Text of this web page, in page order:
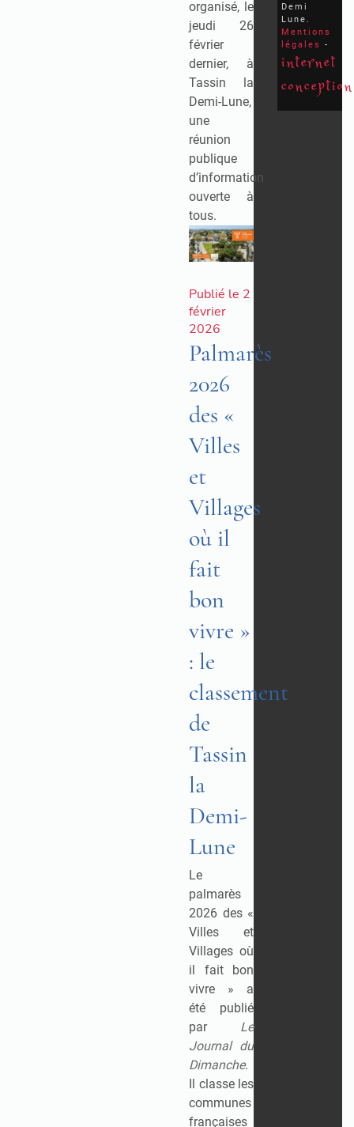
organisé, le
jeudi 26
février
dernier, à
Tassin la
Demi-Lune,
une
réunion
publique
d’information
ouverte à
tous.
Publié le 2
février
2026
Palmarès
2026
des «
Villes
et
Villages
où il
fait
bon
vivre »
: le
classement
de
Tassin
la
Demi-
Lune
Le
palmarès
2026 des «
Villes et
Villages où
il fait bon
vivre » a
été publié
par Le
Journal du
Dimanche.
Il classe les
communes
françaises
Demi
Lune.
Mentions
légales
-
internet
conception